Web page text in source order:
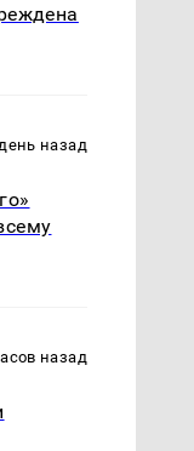
день назад
назад